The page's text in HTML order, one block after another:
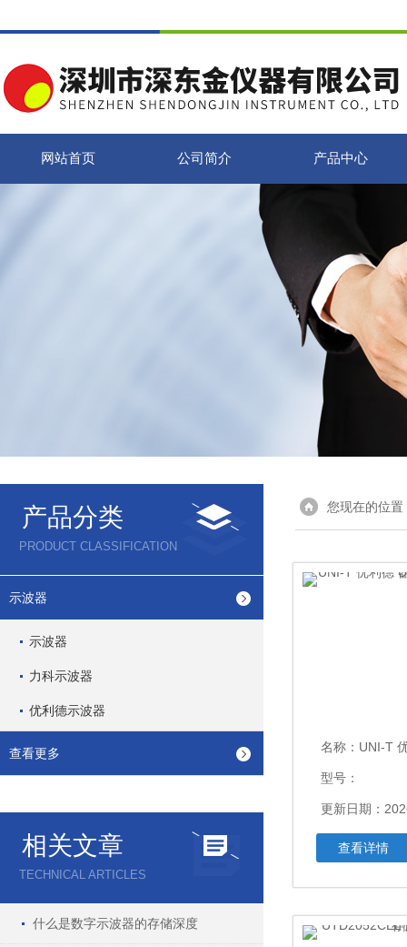
网站首页 公司简介 产品中心
产品分类
PRODUCT CLASSIFICATION
示波器
示波器
力科示波器
优利德示波器
查看更多
相关文章
TECHNICAL ARTICLES
什么是数字示波器的存储深度
您现在的位置
名称： UNI-T 优利德
型号：
更新日期：
查看详情